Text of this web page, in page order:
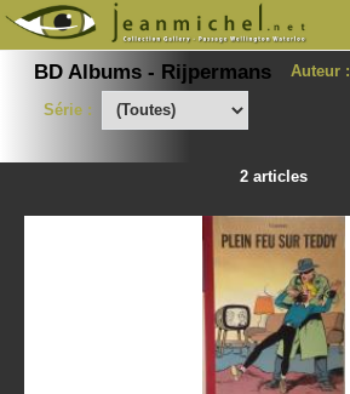
BD Albums - Rijpermans Auteur :
Série :
2 articles